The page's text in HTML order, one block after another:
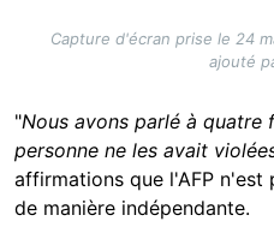
Capture d'écran prise le 24
ajouté
"Nous avons parlé à
personne ne les avait
affirmations que l'AFP n'est
de manière indépendante.